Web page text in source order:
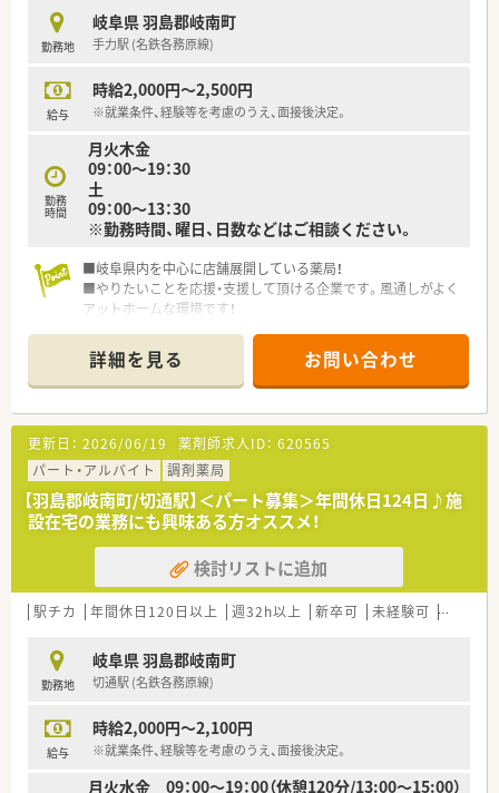
力をされています。
■応需先とも一緒に勉強会をするなど、
良好な関係構築ができており連携ができています。
スタッフ間の関係の良さも感じられます。
■社長との距離も非常に近く、
■アットホームな雰囲気で、20代～70代と幅広い年代の方が活
躍をされておられます。
■設備面も監査システムを導入するなどして安心して勤務がで
きる環境づくりをされています。
■エリアマネージャーも複数いますので、急なお休みもとれる環
勤務地
岐阜県 羽島郡岐南町
手力駅 (名鉄各務原線)
給与
時給2,000円～2,500円
※就業条件、経験等を考慮のうえ、面接後決定。
勤務
時間
月火木金
09：00～19：30
土
09：00～13：30
※勤務時間、曜日、日数などはご相談ください。
■岐阜県内を中心に店舗展開している薬局！
■やりたいことを応援・支援して頂ける企業です。風通しがよく
アットホームな環境です！
詳細を見る お問い合わせ
更新日： 2026/06/19 薬剤師求人ID： 620565
パート・アルバイト
調剤薬局
【羽島郡岐南町/切通駅】＜パート募集＞年間休日124日♪施
設在宅の業務にも興味ある方オススメ！
検討リストに追加
駅チカ 年間休日120日以上 週32h以上 新卒可 未経験可 ブラン
勤務地
岐阜県 羽島郡岐南町
切通駅 (名鉄各務原線)
給与
時給2,000円～2,100円
※就業条件、経験等を考慮のうえ、面接後決定。
月火水金 09：00～19：00（休憩120分/13:00～15:00）